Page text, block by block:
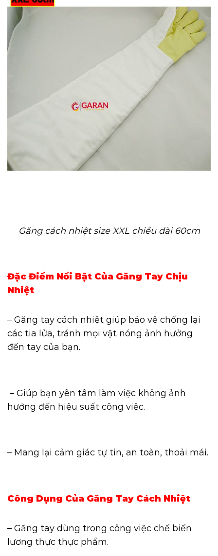
Găng cách nhiệt size XXL chiều dài 60cm
Đặc Điểm Nổi Bật Của Găng Tay Chịu
Nhiệt
– Găng tay cách nhiệt giúp bảo vệ chống lại
các tia lửa, tránh mọi vật nóng ảnh hưởng
đến tay của bạn.
– Giúp bạn yên tâm làm việc không ảnh
hưởng đến hiệu suất công việc.
– Mang lại cảm giác tự tin, an toàn, thoải mái.
Công Dụng Của Găng Tay Cách Nhiệt
– Găng tay dùng trong công việc chế biến
lương thực thực phẩm.